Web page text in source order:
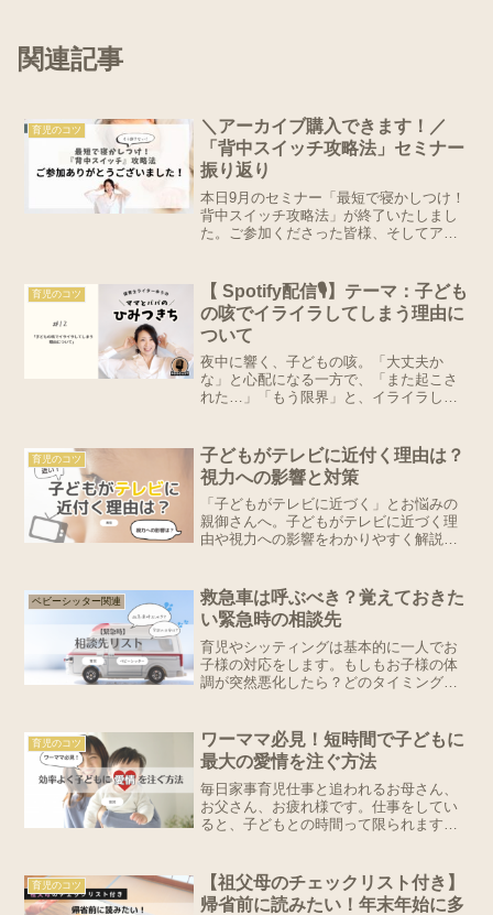
関連記事
育児のコツ
＼アーカイブ購入できます！／
「背中スイッチ攻略法」セミナー
振り返り
本日9月のセミナー「最短で寝かしつけ！
背中スイッチ攻略法」が終了いたしまし
た。ご参加くださった皆様、そしてアー
イッチとは？「やっと寝た！」と思って
ベッドに置いた瞬間に泣い...
育児のコツ
【 Spotify配信🎙】テーマ：子ども
の咳でイライラしてしまう理由に
ついて
夜中に響く、子どもの咳。「大丈夫か
な」と心配になる一方で、「また起こさ
れた…」「もう限界」と、イライラして
なのかな」なんて落ち込んでしまう人も
いるかもしれません。でも大...
育児のコツ
子どもがテレビに近付く理由は？
視力への影響と対策
「子どもがテレビに近づく」とお悩みの
親御さんへ。子どもがテレビに近づく理
由や視力への影響をわかりやすく解説
せる声かけや、目に優しい視聴環境の整
え方も詳しく解説。今日から実践できる
対策で、子どもの目を守りながら、親子
で安心してテレビを楽しめる習慣を身に
つけましょう！
ベビーシッター関連
救急車は呼ぶべき？覚えておきた
い緊急時の相談先
育児やシッティングは基本的に一人でお
子様の対応をします。もしもお子様の体
調が突然悪化したら？どのタイミングで
対応するのは難しく、不安に襲われます
よね。そんな時に覚えて欲...
育児のコツ
ワーママ必見！短時間で子どもに
最大の愛情を注ぐ方法
毎日家事育児仕事と追われるお母さん、
お父さん、お疲れ様です。仕事をしてい
ると、子どもとの時間って限られますよ
のでは。こちとら真面目に仕事して、子
育てにも真摯に向き合...
育児のコツ
【祖父母のチェックリスト付き】
帰省前に読みたい！年末年始に多